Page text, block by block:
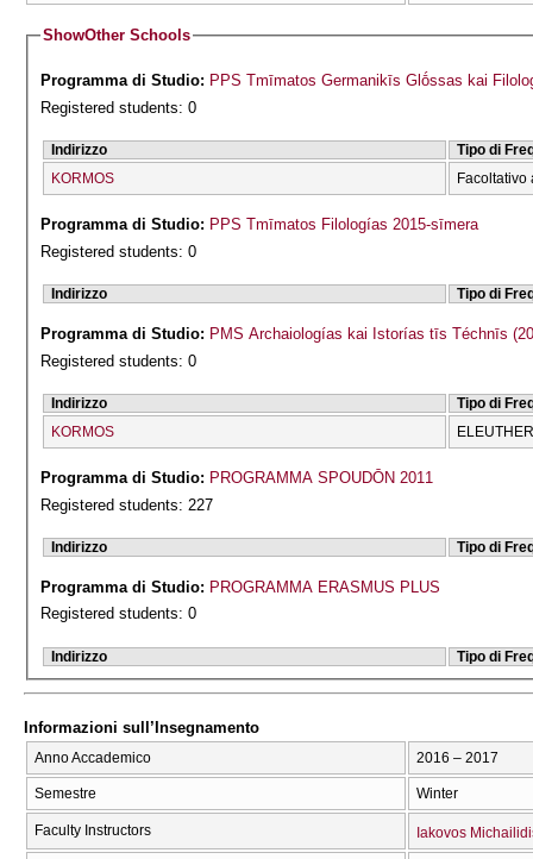
ShowOther Schools
Programma di Studio: PPS Tmīmatos Germanikīs Glṓssas kai
Registered students: 0
Indirizzo
Tipo di
KORMOS
Facoltativo
Programma di Studio: PPS Tmīmatos Filologías 2015-sīmera
Registered students: 0
Indirizzo Tipo di
Programma di Studio: PMS Archaiologías kai Istorías tīs Téchnīs
Registered students: 0
Indirizzo
Tipo di
KORMOS
Programma di Studio: PROGRAMMA SPOUDŌN 2011
Registered students: 227
Indirizzo Tipo di
Programma di Studio: PROGRAMMA ERASMUS PLUS
Registered students: 0
Indirizzo Tipo di
Informazioni sull’Insegnamento
Anno Accademico 2016 – 2017
Semestre Winter
Faculty Instructors Iakovos